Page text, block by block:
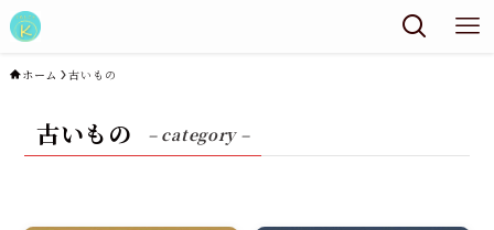
ホーム 古いもの
古いもの – category –